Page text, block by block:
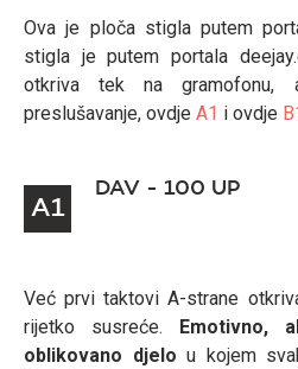
Ova je ploča stigla putem
stigla je putem portala
otkriva tek na gramofonu,
preslušavanje, ovdje A1 i ovdje
A1
DAV - 100 UP
Već prvi taktovi A-strane
rijetko susreće. Emotivno,
oblikovano djelo u kojem